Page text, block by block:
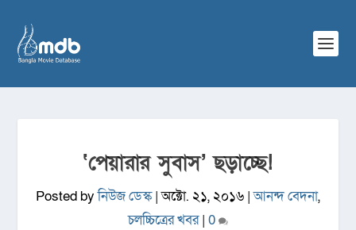
‘পেয়ারার সুবাস’ ছড়াচ্ছে!
Posted byনিউজ ডেস্ক|অক্টো. ২১, ২০১৬ |আনন্দ বেদনা,
চলচ্চিত্রের খবর| 0